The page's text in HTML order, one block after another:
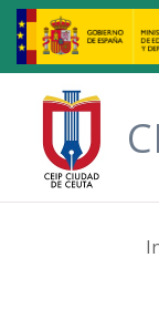
Skip to Main